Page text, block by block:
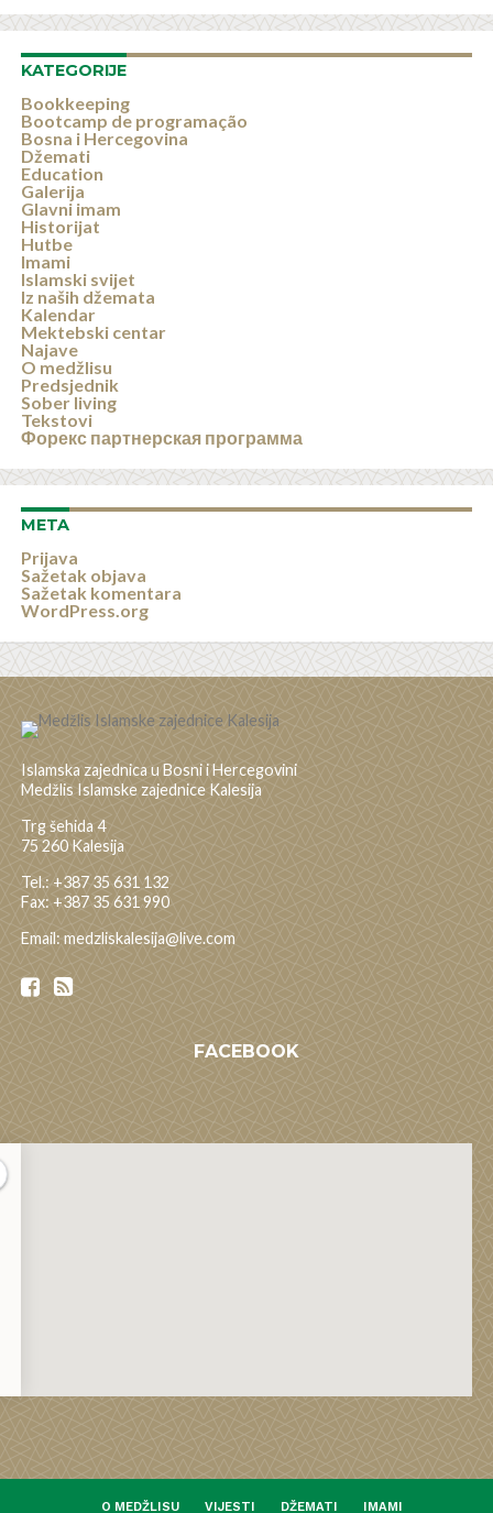
KATEGORIJE
Bookkeeping
Bootcamp de programação
Bosna i Hercegovina
Džemati
Education
Galerija
Glavni imam
Historijat
Hutbe
Imami
Islamski svijet
Iz naših džemata
Kalendar
Mektebski centar
Najave
O medžlisu
Predsjednik
Sober living
Tekstovi
Форекс партнерская программа
META
Prijava
Sažetak objava
Sažetak komentara
WordPress.org
Islamska zajednica u Bosni i Hercegovini
Medžlis Islamske zajednice Kalesija
Trg šehida 4
75 260 Kalesija
Tel.: +387 35 631 132
Fax: +387 35 631 990
Email: medzliskalesija@live.com
FACEBOOK
O MEDŽLISU VIJESTI DŽEMATI IMAMI